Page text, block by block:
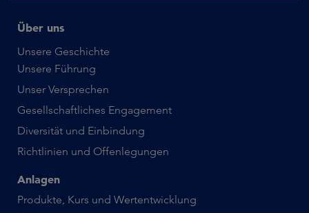
Über uns
Unsere Geschichte
Unsere Führung
Unser Versprechen
Gesellschaftliches Engagement
Diversität und Einbindung
Richtlinien und Offenlegungen
Anlagen
Produkte, Kurs und Wertentwicklung